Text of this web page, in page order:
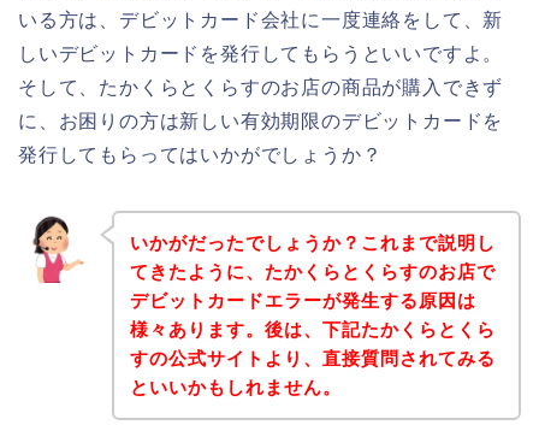
いる方は、デビットカード会社に一度連絡をして、新
しいデビットカードを発行してもらうといいですよ。
そして、たかくらとくらすのお店の商品が購入できず
に、お困りの方は新しい有効期限のデビットカードを
発行してもらってはいかがでしょうか？
いかがだったでしょうか？これまで説明し
てきたように、たかくらとくらすのお店で
デビットカードエラーが発生する原因は
様々あります。後は、下記たかくらとくら
すの公式サイトより、直接質問されてみる
といいかもしれません。